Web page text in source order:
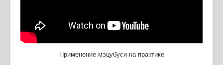
Применение мэцубуси на практике